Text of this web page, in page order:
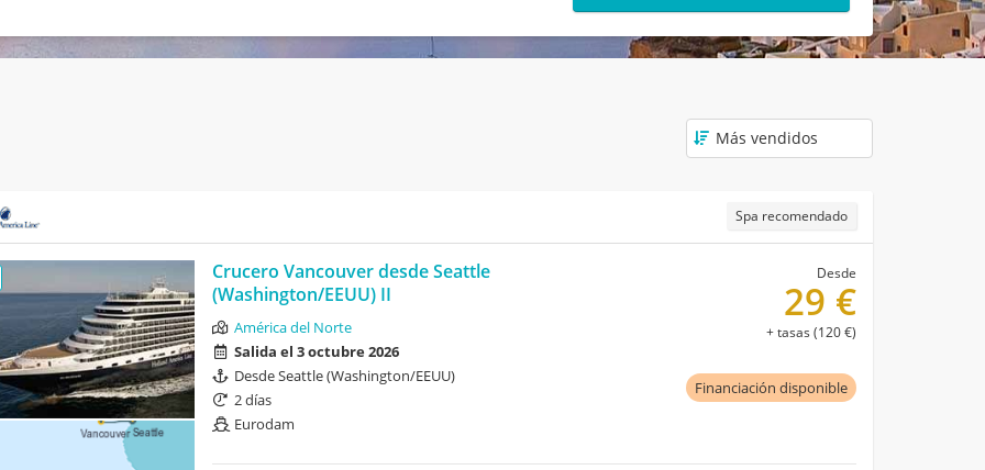
Spa recomendado
Crucero Vancouver desde Seattle
(Washington/EEUU) II
América del Norte
Salida el 3 octubre 2026
Desde Seattle (Washington/EEUU)
2 días
Eurodam
Financiación disponible
Desde
29 €
+ tasas (120 €)